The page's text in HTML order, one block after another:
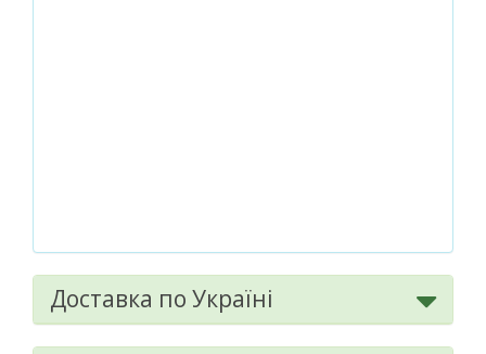
Доставка по Україні